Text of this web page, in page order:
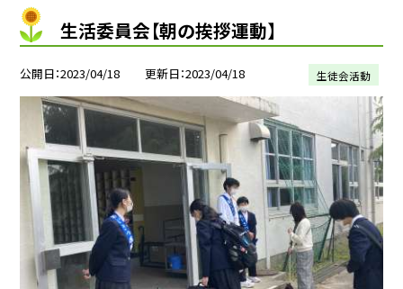
生活委員会【朝の挨拶運動】
公開日 2023/04/18 更新日 2023/04/18 生徒会活動